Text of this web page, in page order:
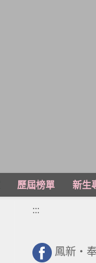
歷屆榜單
新生
:::
鳳新・